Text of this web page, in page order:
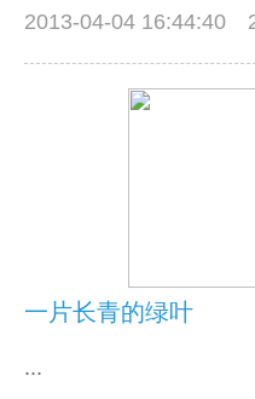
2013-04-04 16:44:40
一片长青的绿叶
...